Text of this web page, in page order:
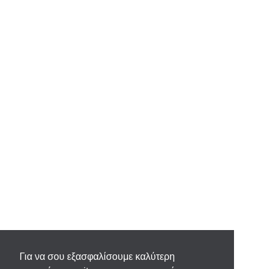
Για να σου εξασφαλίσουμε καλύτερη